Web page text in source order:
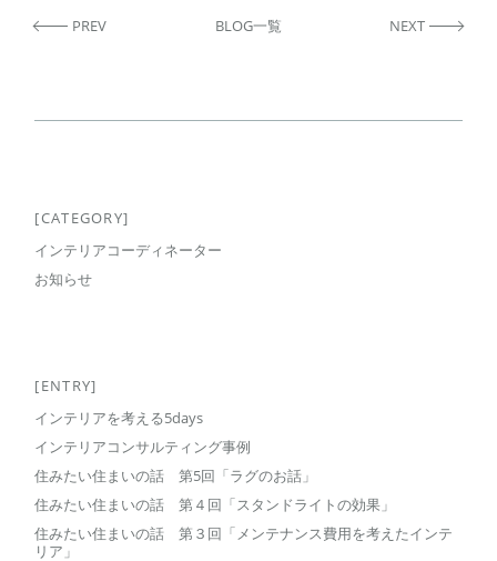
PREV NEXT
BLOG一覧
[CATEGORY]
インテリアコーディネーター
お知らせ
[ENTRY]
インテリアを考える5days
インテリアコンサルティング事例
住みたい住まいの話 第5回「ラグのお話」
住みたい住まいの話 第４回「スタンドライトの効果」
住みたい住まいの話 第３回「メンテナンス費用を考えたインテ
リア」